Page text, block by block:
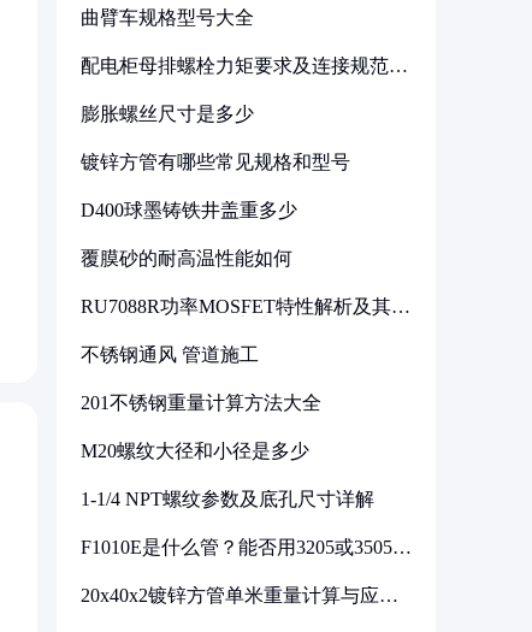
曲臂车规格型号大全
配电柜母排螺栓力矩要求及连接规范详
膨胀螺丝尺寸是多少
镀锌方管有哪些常见规格和型号
D400球墨铸铁井盖重多少
覆膜砂的耐高温性能如何
RU7088R功率MOSFET特性解析及其在
不锈钢通风 管道施工
201不锈钢重量计算方法大全
M20螺纹大径和小径是多少
1-1/4 NPT螺纹参数及底孔尺寸详解
F1010E是什么管？能否用3205或3505代
20x40x2镀锌方管单米重量计算与应用